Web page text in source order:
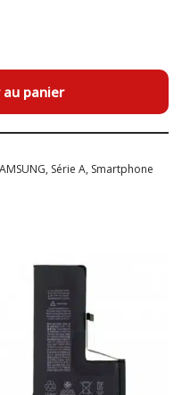
panier
, Série A, Smartphone